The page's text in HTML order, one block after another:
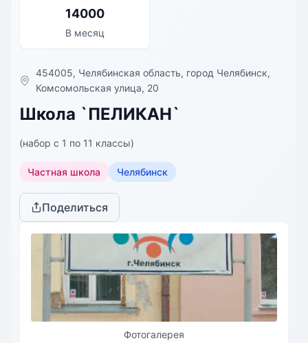
14000
В месяц
454005, Челябинская область, город Челябинск,
Комсомольская улица, 20
Школа `ПЕЛИКАН`
(набор с 1 по 11 классы)
Частная школа Челябинск
Поделиться
Фотогалерея